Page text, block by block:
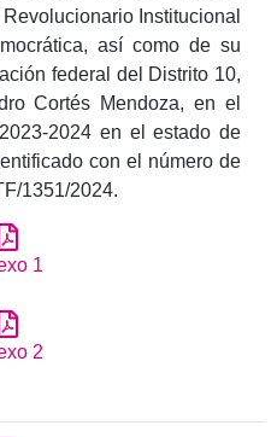
Institucional
así como de su
federal del Distrito 10,
Cortés Mendoza, en el
2024 en el estado de
con el número de
1351/2024.
1
2